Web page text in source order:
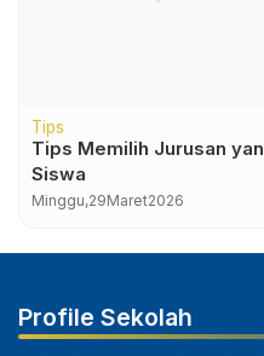
Tips
Tips Memilih Jurusan
Siswa
Minggu,29Maret2026
Profile Sekolah